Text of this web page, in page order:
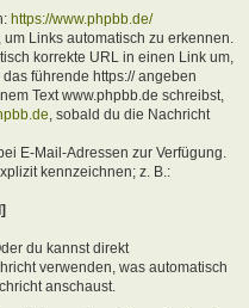
https://www.phpbb.de/
Links automatisch zu erkennen.
korrekte URL in einen Link um,
führende https:// angeben
Text www.phpbb.de schreibst,
, sobald du die Nachricht
E-Mail-Adressen zur Verfügung.
kennzeichnen; z. B.:
du kannst direkt
verwenden, was automatisch
anschaust.